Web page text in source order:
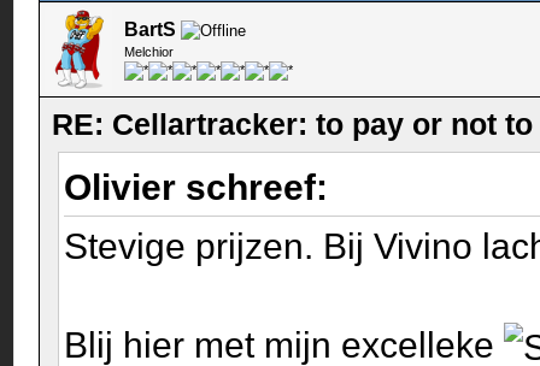
BartS
Melchior
RE: Cellartracker: to pay or not to
Olivier schreef:
Stevige prijzen. Bij Vivino
Blij hier met mijn excelleke